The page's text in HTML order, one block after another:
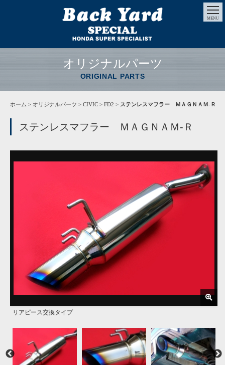
MENU
オリジナルパーツ
ORIGINAL PARTS
ホーム > オリジナルパーツ > CIVIC > FD2 > ステンレスマフラー ＭＡＧＮＡＭ-Ｒ
ステンレスマフラー ＭＡＧＮＡＭ-Ｒ
リアピース交換タイプ
メインはステンレス製
装着画像
メインパイプは60Φ / 出口は100Φ